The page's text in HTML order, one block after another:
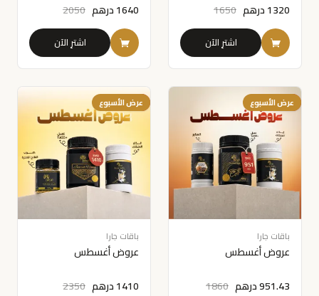
1320درهم 1650
اشترِ الآن
1640درهم 2050
اشترِ الآن
49%
عرض الأسبوع
باقات جارا
عروض أغسطس
951.43درهم 1860
40%
عرض الأسبوع
باقات جارا
عروض أغسطس
1410درهم 2350